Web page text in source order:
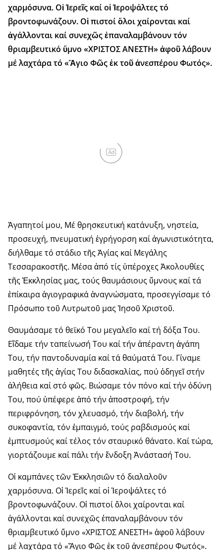
χαρμόσυνα. Οἱ Ἱερεῖς καί οἱ Ἱεροψάλτες τό
βροντοφωνάζουν. Οἱ πιστοί ὅλοι χαίρονται καί
ἀγάλλονται καί συνεχῶς ἐπαναλαμβάνουν τόν
θριαμβευτικό ὕμνο «ΧΡΙΣΤΟΣ ΑΝΕΣΤΗ» ἀφοῦ λάβουν
μέ λαχτάρα τό «Ἅγιο Φῶς ἐκ τοῦ ἀνεσπέρου Φωτός».
Ad
Ἀγαπητοί μου, Μέ θρησκευτική κατάνυξη, νηστεία,
προσευχή, πνευματική ἐγρήγορση καί ἀγωνιστικότητα,
διήλθαμε τό στάδιο τῆς Ἁγίας καί Μεγάλης
Τεσσαρακοστῆς. Μέσα ἀπό τίς ὑπέροχες Ἀκολουθίες
τῆς Ἐκκλησίας μας, τούς θαυμάσιους ὕμνους καί τά
ἐπίκαιρα ἁγιογραφικά ἀναγνώσματα, προσεγγίσαμε τό
Πρόσωπο τοῦ Λυτρωτοῦ μας Ἰησοῦ Χριστοῦ.
Θαυμάσαμε τό θεϊκό Του μεγαλεῖο καί τή δόξα Του.
Εἴδαμε τήν ταπείνωσή Του καί τήν ἀπέραντη ἀγάπη
Του, τήν παντοδυναμία καί τά θαύματά Του. Γίναμε
μαθητές τῆς ἁγίας Του διδασκαλίας, πού ὁδηγεῖ στήν
ἀλήθεια καί στό φῶς. Βιώσαμε τόν πόνο καί τήν ὀδύνη
Του, πού ὑπέφερε ἀπό τήν ἀποστροφή, τήν
περιφρόνηση, τόν χλευασμό, τήν διαβολή, τήν
συκοφαντία, τόν ἐμπαιγμό, τούς ραβδισμούς καί
ἐμπτυσμούς καί τέλος τόν σταυρικό θάνατο. Καί τώρα,
γιορτάζουμε καί πάλι τήν ἔνδοξη Ἀνάστασή Του.
Οἱ καμπάνες τῶν Ἐκκλησιῶν τό διαλαλοῦν
χαρμόσυνα. Οἱ Ἱερεῖς καί οἱ Ἱεροψάλτες τό
βροντοφωνάζουν. Οἱ πιστοί ὅλοι χαίρονται καί
ἀγάλλονται καί συνεχῶς ἐπαναλαμβάνουν τόν
θριαμβευτικό ὕμνο «ΧΡΙΣΤΟΣ ΑΝΕΣΤΗ» ἀφοῦ λάβουν
μέ λαχτάρα τό «Ἅγιο Φῶς ἐκ τοῦ ἀνεσπέρου Φωτός».